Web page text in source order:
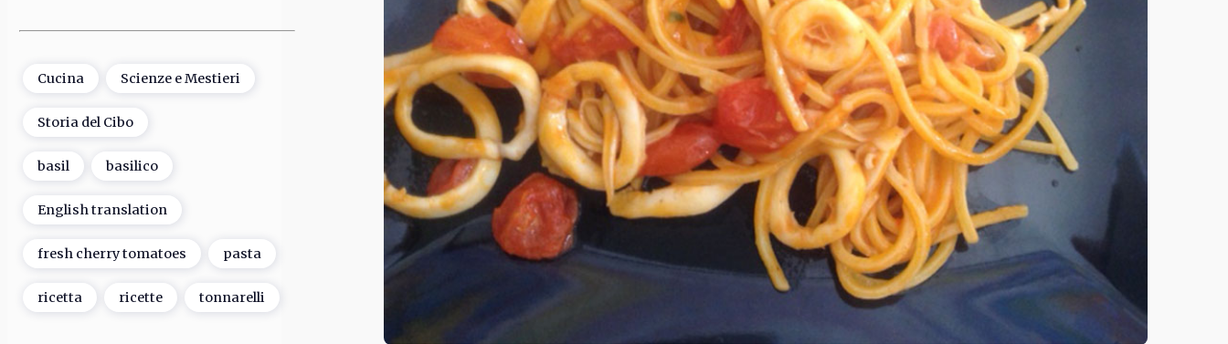
Cucina Scienze e Mestieri
Storia del Cibo
basil basilico
English translation
fresh cherry tomatoes pasta
ricetta ricette tonnarelli